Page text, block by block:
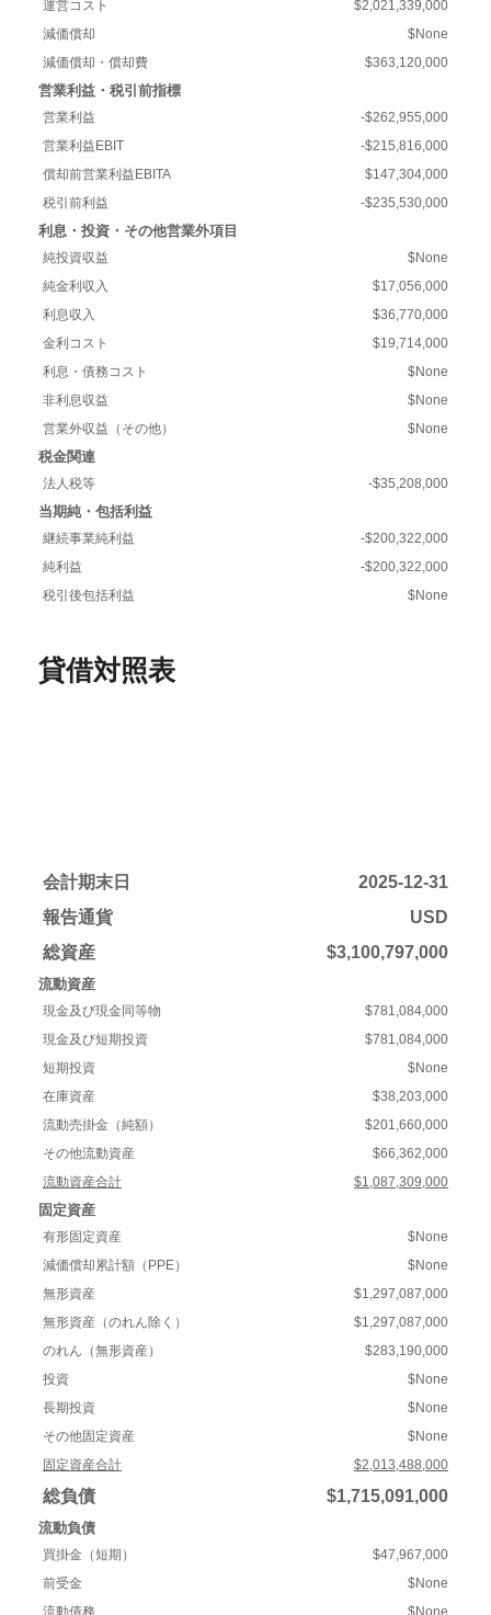
運営コスト
$2,021,339,000
減価償却
$None
減価償却・償却費
$363,120,000
営業利益・税引前指標
営業利益
-$262,955,000
営業利益EBIT
-$215,816,000
償却前営業利益EBITA
$147,304,000
税引前利益
-$235,530,000
利息・投資・その他営業外項目
純投資収益
$None
純金利収入
$17,056,000
利息収入
$36,770,000
金利コスト
$19,714,000
利息・債務コスト
$None
非利息収益
$None
営業外収益（その他）
$None
税金関連
法人税等 -$35,208,000
当期純・包括利益
継続事業純利益
-$200,322,000
純利益
-$200,322,000
税引後包括利益
$None
貸借対照表
会計期末日
2025-12-31
報告通貨
USD
総資産
$3,100,797,000
流動資産
現金及び現金同等物
$781,084,000
現金及び短期投資
$781,084,000
短期投資
$None
在庫資産
$38,203,000
流動売掛金（純額）
$201,660,000
その他流動資産
$66,362,000
流動資産合計
$1,087,309,000
固定資産
有形固定資産
$None
減価償却累計額（PPE）
$None
無形資産
$1,297,087,000
無形資産（のれん除く）
$1,297,087,000
のれん（無形資産）
$283,190,000
投資
$None
長期投資
$None
その他固定資産
$None
固定資産合計
$2,013,488,000
総負債 $1,715,091,000
流動負債
買掛金（短期）
$47,967,000
前受金
$None
流動債務
$None